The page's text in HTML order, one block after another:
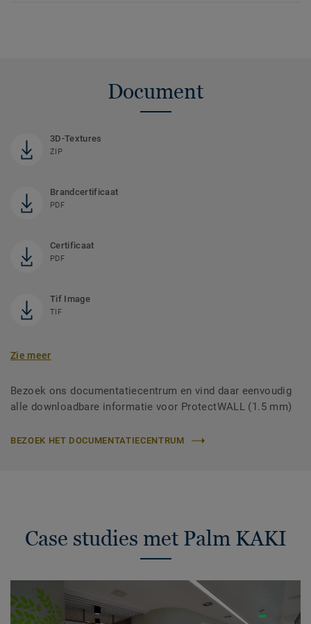
Document
3D-Textures
ZIP
Brandcertificaat
PDF
Certificaat
PDF
Tif Image
TIF
Zie meer
Bezoek ons documentatiecentrum en vind daar eenvoudig
alle downloadbare informatie voor ProtectWALL (1.5 mm)
BEZOEK HET DOCUMENTATIECENTRUM
Case studies met Palm KAKI